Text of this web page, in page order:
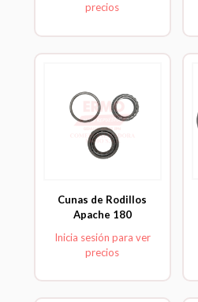
precios
Cunas de Rodillos
Apache 180
Inicia sesión para ver
precios